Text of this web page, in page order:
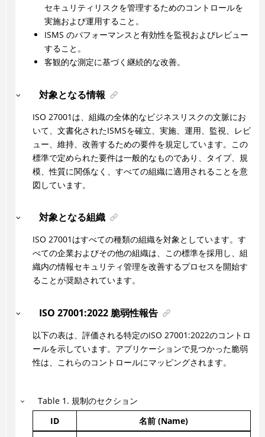
セキュリティリスクを管理するためのコントロールを
実施および運用すること。
ISMS のパフォーマンスと有効性を監視およびレビュー
すること。
客観的な測定に基づく継続的な改善。
対象となる情報
ISO 27001は、組織の全体的なビジネスリスクの文脈にお
いて、文書化されたISMSを確立、実施、運用、監視、レビ
ュー、維持、改善するための要件を規定しています。この
標準で定められた要件は一般的なものであり、タイプ、規
模、性質に関係なく、すべての組織に適用されることを意
図しています。
対象となる組織
ISO 27001はすべての種類の組織を対象としています。す
べての企業およびその他の組織は、この標準を採用し、組
織内の情報セキュリティ管理を改善するプロセスを開始す
ることが奨励されています。
ISO 27001:2022 脆弱性報告
以下の表は、評価される特定のISO 27001:2022のコントロ
ールを示しています。アプリケーションで見つかった脆弱
性は、これらのコントロールにマッピングされます。
Table 1 .規制のセクション
ID
名前 (Name)